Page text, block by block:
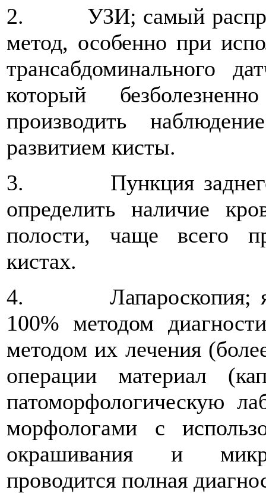
2. УЗИ; самый
метод, особенно при
трансабдоминального
который
производить
развитием кисты.
3. Пункция заднего
определить наличие
полости, чаще всего
кистах.
4. Лапароскопия;
100% методом
методом их лечения
операции материал
патоморфологическую
морфологами с
окрашивания и
проводится полная